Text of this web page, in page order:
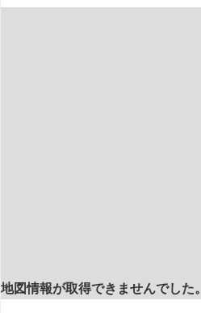
地図情報が取得できませんでした。